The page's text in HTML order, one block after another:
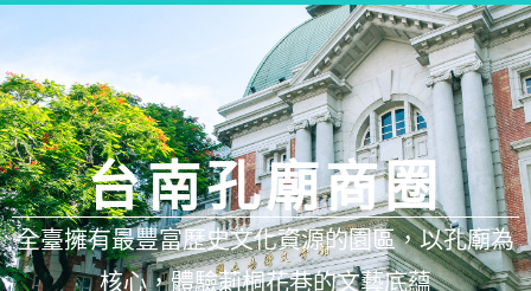
台南孔廟商圈
全臺擁有最豐富歷史文化資源的園區，以孔廟為
核心，體驗莿桐花巷的文藝底蘊